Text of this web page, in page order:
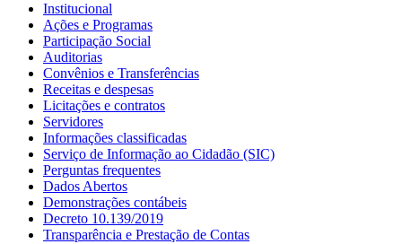
Institucional
Ações e Programas
Participação Social
Auditorias
Convênios e Transferências
Receitas e despesas
Licitações e contratos
Servidores
Informações classificadas
Serviço de Informação ao Cidadão (SIC)
Perguntas frequentes
Dados Abertos
Demonstrações contábeis
Decreto 10.139/2019
Transparência e Prestação de Contas